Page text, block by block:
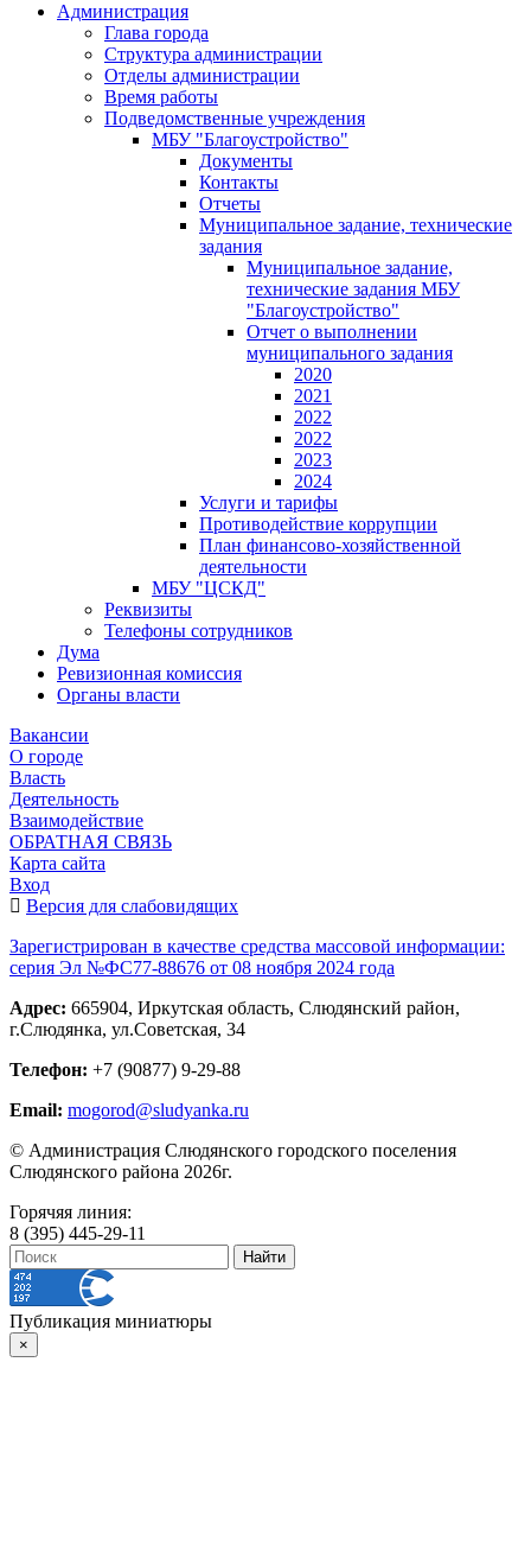
Администрация
Глава города
Структура администрации
Отделы администрации
Время работы
Подведомственные учреждения
МБУ "Благоустройство"
Документы
Контакты
Отчеты
Муниципальное задание, технические
задания
Муниципальное задание,
технические задания МБУ
"Благоустройство"
Отчет о выполнении
муниципального задания
2020
2021
2022
2022
2023
2024
Услуги и тарифы
Противодействие коррупции
План финансово-хозяйственной
деятельности
МБУ "ЦСКД"
Реквизиты
Телефоны сотрудников
Дума
Ревизионная комиссия
Органы власти
Вакансии
О городе
Власть
Деятельность
Взаимодействие
ОБРАТНАЯ СВЯЗЬ
Карта сайта
Вход
Версия для слабовидящих
Зарегистрирован в качестве средства массовой информации:
серия Эл №ФС77-88676 от 08 ноября 2024 года
Адрес: 665904, Иркутская область, Слюдянский район,
г.Слюдянка, ул.Советская, 34
Телефон: +7 (90877) 9-29-88
Email: mogorod@sludyanka.ru
© Администрация Слюдянского городского поселения
Слюдянского района 2026г.
Горячяя линия:
8 (395) 445-29-11
Публикация миниатюры
×